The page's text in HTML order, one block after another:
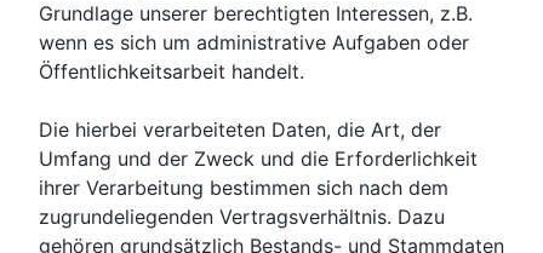
Grundlage unserer berechtigten Interessen, z.B.
wenn es sich um administrative Aufgaben oder
Öffentlichkeitsarbeit handelt.
Die hierbei verarbeiteten Daten, die Art, der
Umfang und der Zweck und die Erforderlichkeit
ihrer Verarbeitung bestimmen sich nach dem
zugrundeliegenden Vertragsverhältnis. Dazu
gehören grundsätzlich Bestands- und Stammdaten